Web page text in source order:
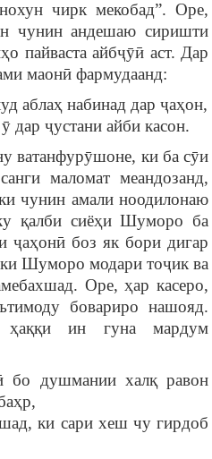
чирк мекобад”. Оре,
чунин андешаю сиришти
пайваста айбҷӯӣ аст. Дар
маонӣ фармудаанд:
аблаҳ набинад дар ҷаҳон,
дар ҷустани айби касон.
ватанфурӯшоне, ки ба сӯи
маломат меандозанд,
чунин амали ноодилонаю
қалби сиёҳи Шуморо ба
ҷаҳонӣ боз як бори дигар
Шуморо модари тоҷик ва
Оре, ҳар касеро,
бовариро нашояд.
ин гуна мардум
бо душмании халқ равон
ки сари хеш чу гирдоб